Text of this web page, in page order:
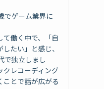
でゲーム業界に
て働く中で、「自
たい」と感じ、
で独立しまし
クレコーディング
ことで話が広がる